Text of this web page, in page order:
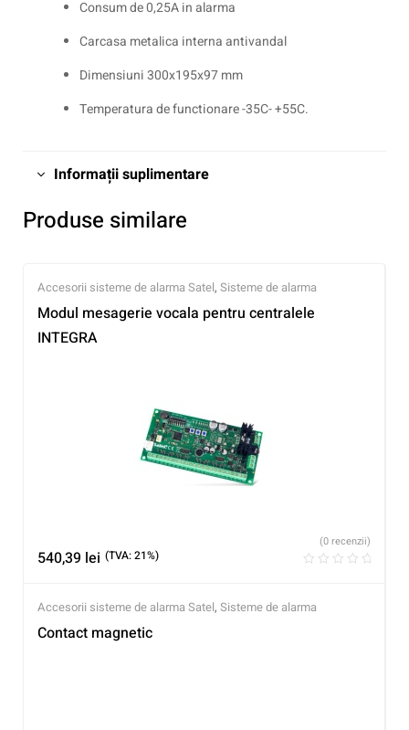
Consum de 0,25A in alarma
Carcasa metalica interna antivandal
Dimensiuni 300x195x97 mm
Temperatura de functionare -35C- +55C.
Informații suplimentare
Produse similare
Accesorii sisteme de alarma Satel, Sisteme de alarma
Modul mesagerie vocala pentru centralele
INTEGRA
540,39 lei (TVA: 21%)
(0 recenzii)
Accesorii sisteme de alarma Satel, Sisteme de alarma
Contact magnetic